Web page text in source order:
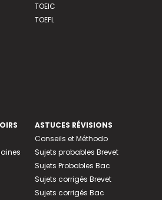
TOEIC
TOEFL
ASTUCES RÉVISIONS
Conseils et Méthodo
Sujets probables Brevet
Sujets Probables Bac
Sujets corrigés Brevet
Sujets corrigés Bac